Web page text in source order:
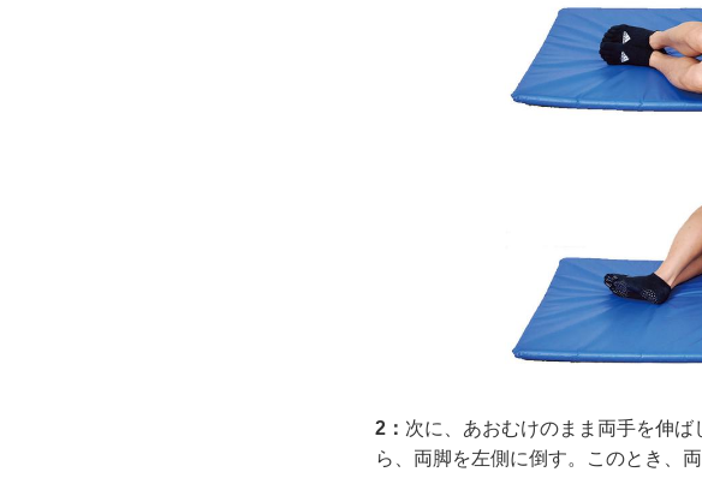
2： 次に、あおむけのまま両手を伸
ら、両脚を左側に倒す。このとき、